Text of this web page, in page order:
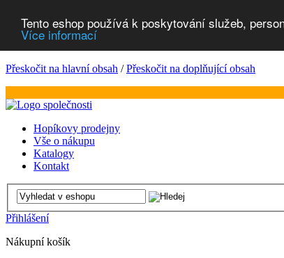
Tento eshop používá k poskytování služeb,
Více informací
Přeskočit na hlavní obsah /Přeskočit na doplňující obsah
Hopíkovy prodejny
Vše o nákupu
Katalogy
Kontakt
Přihlášení
Nákupní košík